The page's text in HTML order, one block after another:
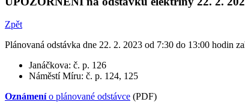
Zpět
Plánovaná odstávka dne 22. 2. 2023 od 7:30 do 13:00 hodin
Janáčkova: č. p. 126
Náměstí Míru: č. p. 124, 125
Oznámenío plánované odstávce (PDF)